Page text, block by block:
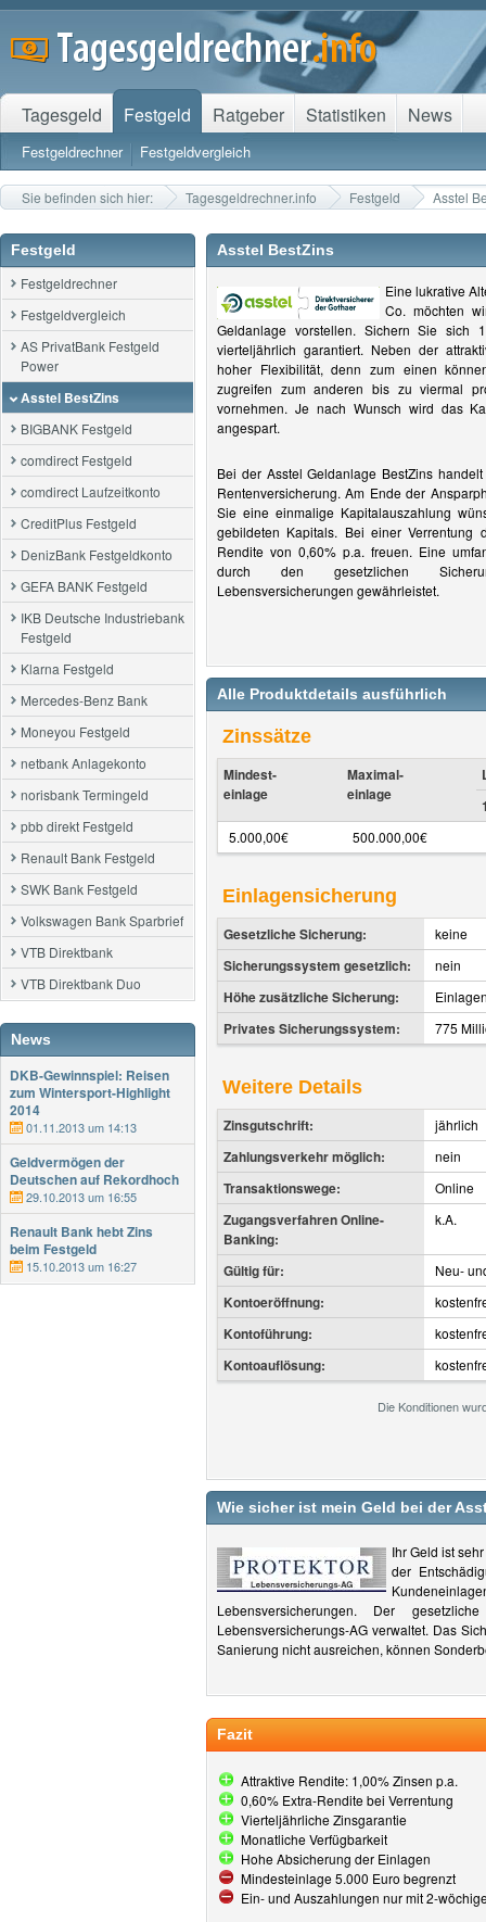
Sie befinden sich hier: Tagesgeldrechner.info Festgeld Asstel
Festgeld
Festgeldrechner
Festgeldvergleich
AS PrivatBank Festgeld
Power
Asstel BestZins
BIGBANK Festgeld
comdirect Festgeld
comdirect Laufzeitkonto
CreditPlus Festgeld
DenizBank Festgeldkonto
GEFA BANK Festgeld
IKB Deutsche Industriebank
Festgeld
Klarna Festgeld
Mercedes-Benz Bank
Moneyou Festgeld
netbank Anlagekonto
norisbank Termingeld
pbb direkt Festgeld
Renault Bank Festgeld
SWK Bank Festgeld
Volkswagen Bank Sparbrief
VTB Direktbank
VTB Direktbank Duo
News
DKB-Gewinnspiel: Reisen
zum Wintersport-Highlight
2014
01.11.2013 um 14:13
Geldvermögen der
Deutschen auf Rekordhoch
29.10.2013 um 16:55
Renault Bank hebt Zins
beim Festgeld
15.10.2013 um 16:27
Asstel BestZins
Eine lukrative
Co. möchten
Geldanlage vorstellen. Sichern Sie sich
vierteljährlich garantiert. Neben der
hoher Flexibilität, denn zum einen
zugreifen zum anderen bis zu viermal
vornehmen. Je nach Wunsch wird das
angespart.
Bei der Asstel Geldanlage BestZins
Rentenversicherung. Am Ende der
Sie eine einmalige Kapitalauszahlung
gebildeten Kapitals. Bei einer Verrentung
Rendite von 0,60% p.a. freuen. Eine
durch den gesetzlichen
Lebensversicherungen gewährleistet.
Alle Produktdetails ausführlich
Zinssätze
Mindest-
einlage
Maximal-
einlage
5.000,00€ 500.000,00€
Einlagensicherung
Gesetzliche Sicherung: keine
Sicherungssystem gesetzlich: nein
Höhe zusätzliche Sicherung:
Privates Sicherungssystem: 775
Weitere Details
Zinsgutschrift: jährlich
Zahlungsverkehr möglich: nein
Transaktionswege: Online
Zugangsverfahren Online-
Banking:
k.A.
Gültig für: Neu-
Kontoeröffnung:
Kontoführung:
Kontoauflösung:
Die Konditionen
Wie sicher ist mein Geld bei der
Ihr Geld ist
der
Lebensversicherungen. Der
Lebensversicherungs-AG verwaltet. Das
Sanierung nicht ausreichen, können
Fazit
Attraktive Rendite: 1,00% Zinsen p.a.
0,60% Extra-Rendite bei Verrentung
Vierteljährliche Zinsgarantie
Monatliche Verfügbarkeit
Hohe Absicherung der Einlagen
Mindesteinlage 5.000 Euro begrenzt
Ein- und Auszahlungen nur mit 2-
Tagesgeld Festgeld
Festgeldrechner Festgeldvergleich
Ratgeber Statistiken News